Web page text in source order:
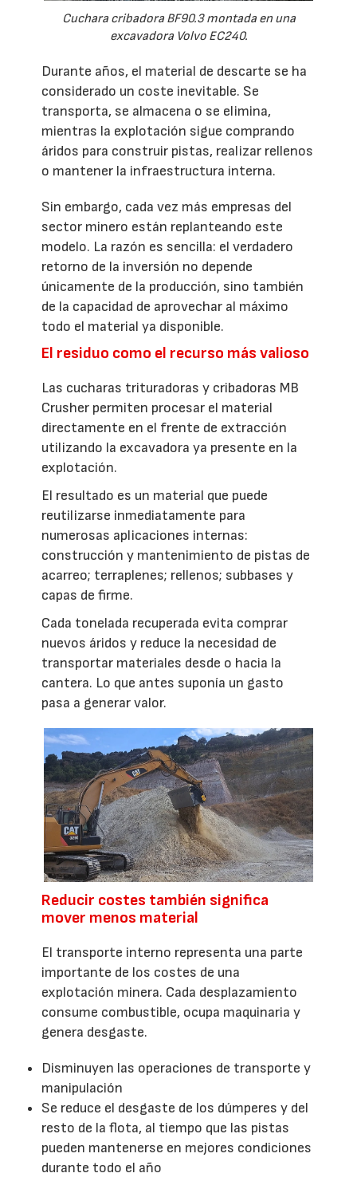
Cuchara cribadora BF90.3 montada en una
excavadora Volvo EC240.
Durante años, el material de descarte se ha
considerado un coste inevitable. Se
transporta, se almacena o se elimina,
mientras la explotación sigue comprando
áridos para construir pistas, realizar rellenos
o mantener la infraestructura interna.
Sin embargo, cada vez más empresas del
sector minero están replanteando este
modelo. La razón es sencilla: el verdadero
retorno de la inversión no depende
únicamente de la producción, sino también
de la capacidad de aprovechar al máximo
todo el material ya disponible.
El residuo como el recurso más valioso
Las cucharas trituradoras y cribadoras MB
Crusher permiten procesar el material
directamente en el frente de extracción
utilizando la excavadora ya presente en la
explotación.
El resultado es un material que puede
reutilizarse inmediatamente para
numerosas aplicaciones internas:
construcción y mantenimiento de pistas de
acarreo; terraplenes; rellenos; subbases y
capas de firme.
Cada tonelada recuperada evita comprar
nuevos áridos y reduce la necesidad de
transportar materiales desde o hacia la
cantera. Lo que antes suponía un gasto
pasa a generar valor.
Reducir costes también significa
mover menos material
El transporte interno representa una parte
importante de los costes de una
explotación minera. Cada desplazamiento
consume combustible, ocupa maquinaria y
genera desgaste.
Disminuyen las operaciones de transporte y
manipulación
Se reduce el desgaste de los dúmperes y del
resto de la flota, al tiempo que las pistas
pueden mantenerse en mejores condiciones
durante todo el año